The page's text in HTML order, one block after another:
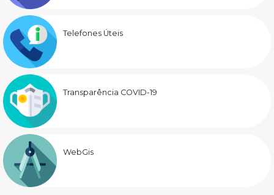
Telefones Úteis
Transparência COVID-19
WebGis